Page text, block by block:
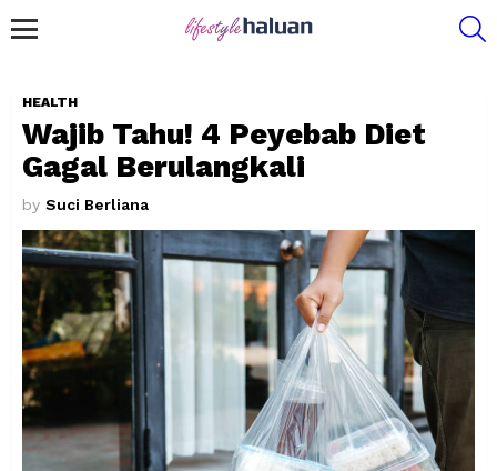
HEALTH
Wajib Tahu! 4 Peyebab Diet
Gagal Berulangkali
by Suci Berliana